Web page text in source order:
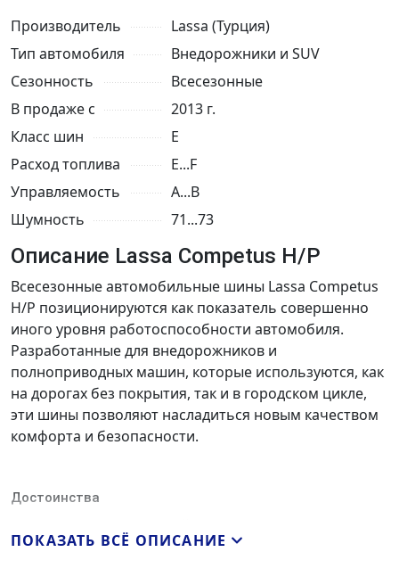
Производитель
Lassa (Турция)
Тип автомобиля
Внедорожники и SUV
Сезонность
Всесезонные
В продаже с
2013 г.
Класс шин
E
Расход топлива
E...F
Управляемость
A...B
Шумность
71...73
Описание Lassa Competus H/P
Всесезонные автомобильные шины Lassa Competus
H/P позиционируются как показатель совершенно
иного уровня работоспособности автомобиля.
Разработанные для внедорожников и
полноприводных машин, которые используются, как
на дорогах без покрытия, так и в городском цикле,
эти шины позволяют насладиться новым качеством
комфорта и безопасности.
Достоинства
испытания 5 наиболее выдающихся моделей шин
ПОКАЗАТЬ ВСЁ ОПИСАНИЕ